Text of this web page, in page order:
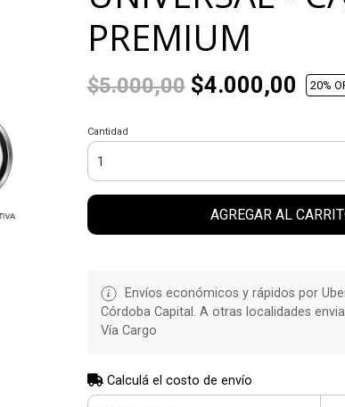
PREMIUM
$5.000,00$4.000,00 20%
Cantidad
AGREGAR AL
Envíos económicos y rápidos por
Córdoba Capital. A otras localidades
Vía Cargo
Calculá el costo de envío